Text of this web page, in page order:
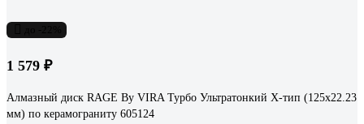
1 579 ₽
Алмазный диск RAGE By VIRA Турбо Ультратонкий Х-тип (125х22.23
мм) по керамограниту 605124